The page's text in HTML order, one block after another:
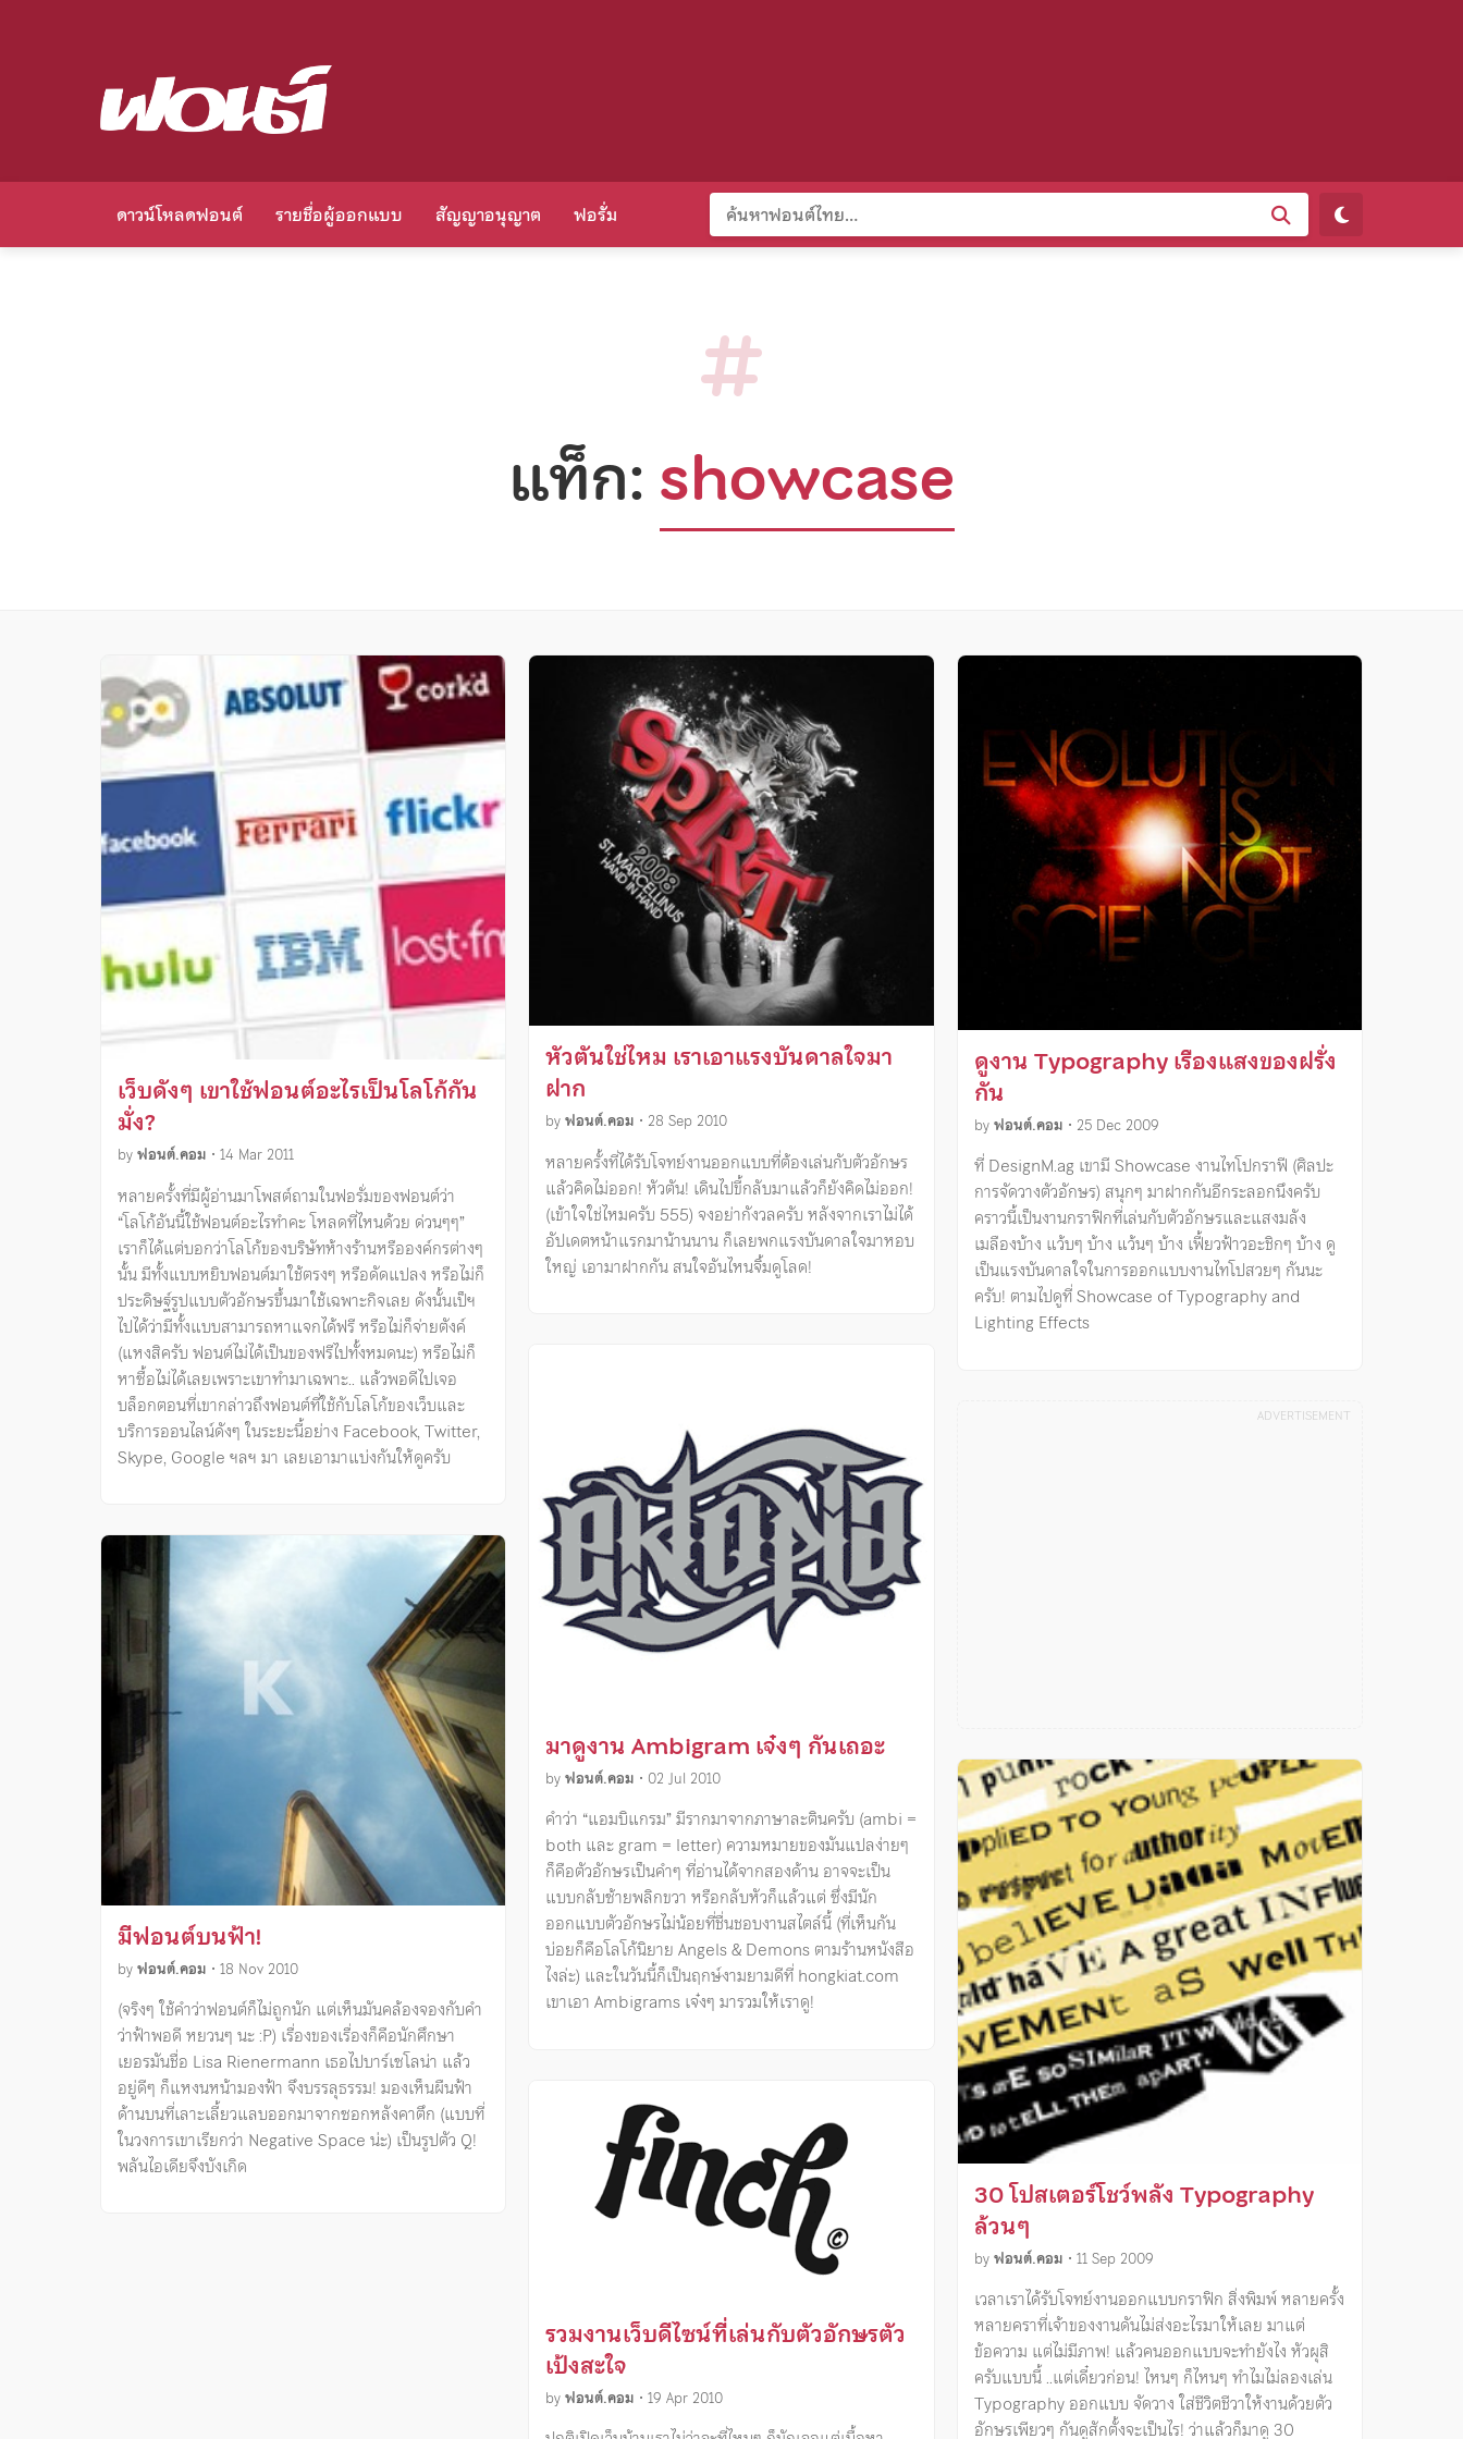
ดาวน์โหลดฟอนต์ รายชื่อผู้ออกแบบ สัญญาอนุญาต ฟอรั่ม
แท็ก:showcase
เว็บดังๆ เขาใช้ฟอนต์อะไรเป็นโลโก้กัน
มั่ง?
byฟอนต์.คอม • 14 Mar 2011
หลายครั้งที่มีผู้อ่านมาโพสต์ถามในฟอรั่มของฟอนต์ว่า
“โลโก้อันนี้ใช้ฟอนต์อะไรทำคะ โหลดที่ไหนด้วย ด่วนๆๆ”
เราก็ได้แต่บอกว่าโลโก้ของบริษัทห้างร้านหรือองค์กรต่างๆ
นั้น มีทั้งแบบหยิบฟอนต์มาใช้ตรงๆ หรือดัดแปลง หรือไม่ก็
ประดิษฐ์รูปแบบตัวอักษรขึ้นมาใช้เฉพาะกิจเลย ดังนั้นเป็ฯ
ไปได้ว่ามีทั้งแบบสามารถหาแจกได้ฟรี หรือไม่ก็จ่ายตังค์
(แหงสิครับ ฟอนต์ไม่ได้เป็นของฟรีไปทั้งหมดนะ) หรือไม่ก็
หาซื้อไม่ได้เลยเพราะเขาทำมาเฉพาะ.. แล้วพอดีไปเจอ
บล็อกตอนที่เขากล่าวถึงฟอนต์ที่ใช้กับโลโก้ของเว็บและ
บริการออนไลน์ดังๆ ในระยะนี้อย่าง Facebook, Twitter,
Skype, Google ฯลฯ มา เลยเอามาแบ่งกันให้ดูครับ
มีฟอนต์บนฟ้า!
byฟอนต์.คอม • 18 Nov 2010
(จริงๆ ใช้คำว่าฟอนต์ก็ไม่ถูกนัก แต่เห็นมันคล้องจองกับคำ
ว่าฟ้าพอดี หยวนๆ นะ :P) เรื่องของเรื่องก็คือนักศึกษา
เยอรมันชื่อ Lisa Rienermann เธอไปบาร์เซโลน่า แล้ว
อยู่ดีๆ ก็แหงนหน้ามองฟ้า จึงบรรลุธรรม! มองเห็นผืนฟ้า
ด้านบนที่เลาะเลี้ยวแลบออกมาจากซอกหลังคาตึก (แบบที่
ในวงการเขาเรียกว่า Negative Space น่ะ) เป็นรูปตัว Q!
พลันไอเดียจึงบังเกิด
หัวตันใช่ไหม เราเอาแรงบันดาลใจมา
ฝาก
byฟอนต์.คอม • 28 Sep 2010
หลายครั้งที่ได้รับโจทย์งานออกแบบที่ต้องเล่นกับตัวอักษร
แล้วคิดไม่ออก! หัวตัน! เดินไปขี้กลับมาแล้วก็ยังคิดไม่ออก!
(เข้าใจใช่ไหมครับ 555) จงอย่ากังวลครับ หลังจากเราไม่ได้
อัปเดตหน้าแรกมาน้านนาน ก็เลยพกแรงบันดาลใจมาหอบ
ใหญ่ เอามาฝากกัน สนใจอันไหนจิ้มดูโลด!
มาดูงาน Ambigram เจ๋งๆ กันเถอะ
byฟอนต์.คอม • 02 Jul 2010
คำว่า “แอมบิแกรม” มีรากมาจากภาษาละตินครับ (ambi =
both และ gram = letter) ความหมายของมันแปลง่ายๆ
ก็คือตัวอักษรเป็นคำๆ ที่อ่านได้จากสองด้าน อาจจะเป็น
แบบกลับซ้ายพลิกขวา หรือกลับหัวก็แล้วแต่ ซึ่งมีนัก
ออกแบบตัวอักษรไม่น้อยที่ชื่นชอบงานสไตล์นี้ (ที่เห็นกัน
บ่อยก็คือโลโก้นิยาย Angels & Demons ตามร้านหนังสือ
ไงล่ะ) และในวันนี้ก็เป็นฤกษ์งามยามดีที่ hongkiat.com
เขาเอา Ambigrams เจ๋งๆ มารวมให้เราดู!
รวมงานเว็บดีไซน์ที่เล่นกับตัวอักษรตัว
เป้งสะใจ
byฟอนต์.คอม •19 Apr 2010
ดูงาน Typography เรืองแสงของฝรั่ง
กัน
byฟอนต์.คอม • 25 Dec 2009
ที่ DesignM.ag เขามี Showcase งานไทโปกราฟี (ศิลปะ
การจัดวางตัวอักษร) สนุกๆ มาฝากกันอีกระลอกนึงครับ
คราวนี้เป็นงานกราฟิกที่เล่นกับตัวอักษรและแสงมลัง
เมลืองบ้าง แว้บๆ บ้าง แว้นๆ บ้าง เฟี้ยวฟ้าวอะชิกๆ บ้าง ดู
เป็นแรงบันดาลใจในการออกแบบงานไทโปสวยๆ กันนะ
ครับ! ตามไปดูที่ Showcase of Typography and
Lighting Effects
30 โปสเตอร์โชว์พลัง Typography
ล้วนๆ
byฟอนต์.คอม • 11 Sep 2009
เวลาเราได้รับโจทย์งานออกแบบกราฟิก สิ่งพิมพ์ หลายครั้ง
หลายคราที่เจ้าของงานดันไม่ส่งอะไรมาให้เลย มาแต่
ข้อความ แต่ไม่มีภาพ! แล้วคนออกแบบจะทำยังไง หัวผุสิ
ครับแบบนี้ ..แต่เดี๋ยวก่อน! ไหนๆ ก็ไหนๆ ทำไมไม่ลองเล่น
Typography ออกแบบ จัดวาง ใส่ชีวิตชีวาให้งานด้วยตัว
อักษรเพียวๆ กันดูสักตั้งจะเป็นไร! ว่าแล้วก็มาดู 30